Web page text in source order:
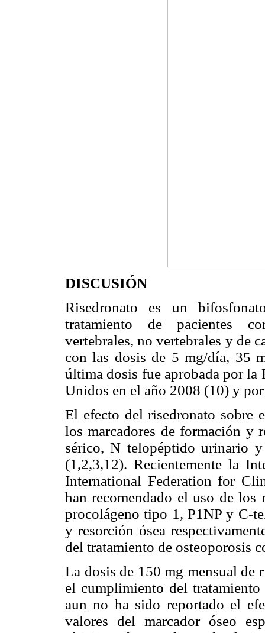
DISCUSIÓN
Risedronato es un
tratamiento de pacientes
vertebrales, no vertebrales y de
con las dosis de 5 mg/día, 35
última dosis fue aprobada por
Unidos en el año 2008 (10) y
El efecto del risedronato sobre
los marcadores de formación y
sérico, N telopéptido urinario
(1,2,3,12). Recientemente la
International Federation for
han recomendado el uso de los
procolágeno tipo 1, P1NP y C-
y resorción ósea
del tratamiento de osteoporosis
La dosis de 150 mg mensual de
el cumplimiento del
aun no ha sido reportado el
valores del marcador óseo